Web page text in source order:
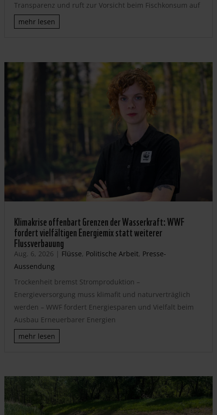
Transparenz und ruft zur Vorsicht beim Fischkonsum auf
mehr lesen
Klimakrise offenbart Grenzen der Wasserkraft: WWF
fordert vielfältigen Energiemix statt weiterer
Flussverbauung
Aug. 6, 2026 | Flüsse, Politische Arbeit, Presse-
Aussendung
Trockenheit bremst Stromproduktion –
Energieversorgung muss klimafit und naturverträglich
werden – WWF fordert Energiesparen und Vielfalt beim
Ausbau Erneuerbarer Energien
mehr lesen